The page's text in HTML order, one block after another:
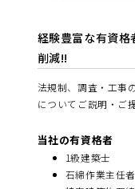
経験豊富な有資格
削減!!
法規制、調査・工事
についてご説明・ご
当社の有資格者
1級建築士
石綿作業主任者